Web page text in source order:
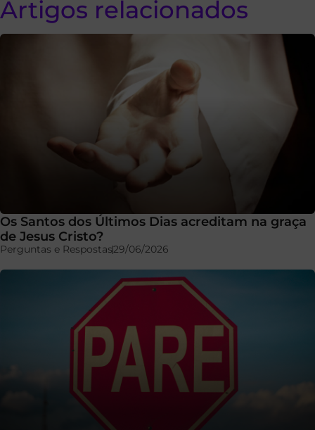
Artigos relacionados
Os Santos dos Últimos Dias acreditam na graça
de Jesus Cristo?
Perguntas e Respostas29/06/2026